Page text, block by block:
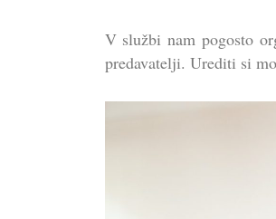
V službi nam pogosto
predavatelji. Urediti si